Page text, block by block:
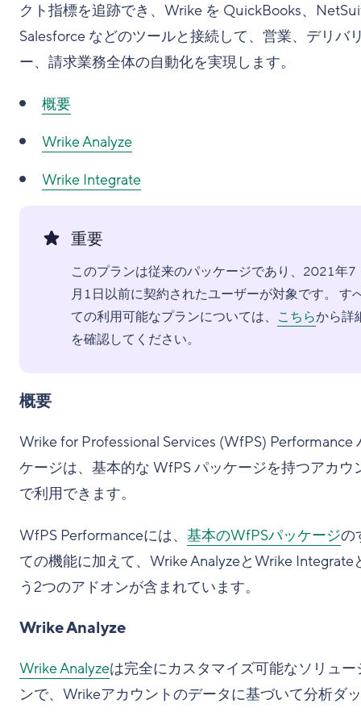
クト指標を追跡でき、Wrike を QuickBooks、
Salesforce などのツールと接続して、営業、デリバ
ー、請求業務全体の自動化を実現します。
概要
Wrike Analyze
Wrike Integrate
重要
このプランは従来のパッケージであり、2021年7
月1日以前に契約されたユーザーが対象です。 す
ての利用可能なプランについては、 こちらから詳
を確認してください。
概要
Wrike for Professional Services (WfPS) Performance
ケージは、基本的な WfPS パッケージを持つアカウ
で利用できます。
WfPS Performanceには、 基本のWfPSパッケージの
ての機能に加えて、Wrike AnalyzeとWrike Integrate
う2つのアドオンが含まれています。
Wrike Analyze
Wrike Analyzeは完全にカスタマイズ可能なソリュー
ンで、Wrikeアカウントのデータに基づいて分析ダ